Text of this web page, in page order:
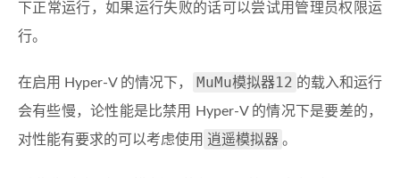
下正常运行，如果运行失败的话可以尝试用管理员权限运
行。
在启用 Hyper-V 的情况下， MuMu模拟器12 的载入和运行
会有些慢，论性能是比禁用 Hyper-V 的情况下是要差的，
对性能有要求的可以考虑使用 逍遥模拟器 。